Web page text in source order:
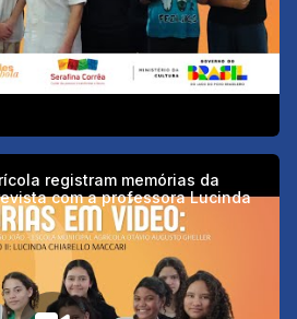
registram memórias da
com a professora Lucinda